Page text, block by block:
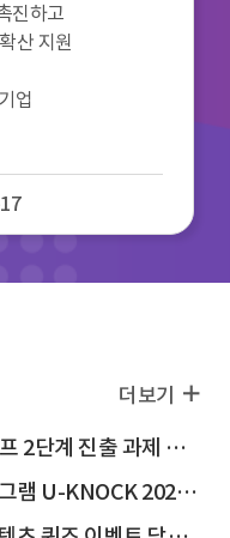
진하고
산 지원
업
2026년 코리아 인디게임 데브캠프 2단계 진출 과제 안내
콘텐츠 해외 투자유치 지원 프로그램 U-KNOCK 2026 in USA 참가기업 최종 선정결과
더보기